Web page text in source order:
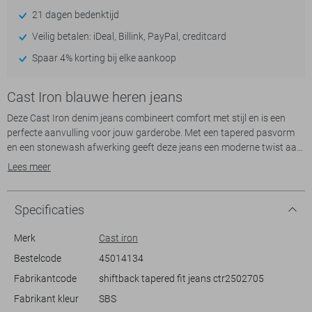
21 dagen bedenktijd
Veilig betalen: iDeal, Billink, PayPal, creditcard
Spaar 4% korting bij elke aankoop
Cast Iron blauwe heren jeans
Deze Cast Iron denim jeans combineert comfort met stijl en is een
perfecte aanvulling voor jouw garderobe. Met een tapered pasvorm
en een stonewash afwerking geeft deze jeans een moderne twist aan
de klassieke spijkerbroek. Dankzij de regular waist en de normale
worden. De knoopsluiting en de 5-pocket stijl bieden praktische
details zonder concessies te doen aan het design.
Gemaakt van 92% katoen, 6% polyester en 2% elastan, zorgt deze
kleur past perfect bij zowel casual als meer geklede outfits. Of je nu
een dagje uit gaat met vrienden of een wat meer relaxte kantoordag
hebt, deze jeans is een veelzijdige keuze. Combineer ze met een T-shirt
Lees meer
Specificaties
Merk
Cast iron
Bestelcode
45014134
Fabrikantcode
shiftback tapered fit jeans ctr2502705
Fabrikant kleur
SBS